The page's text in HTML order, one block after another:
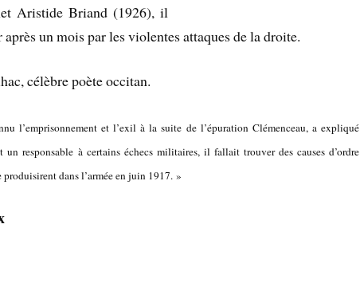
Aristide Briand (1926), il
un mois par les violentes attaques de la droite.
célèbre poète occitan.
l’emprisonnement et l’exil à la suite de l’épuration Clémenceau, a expliqué
responsable à certains échecs militaires, il fallait trouver des causes d’ordre
dans l’armée en juin 1917. »